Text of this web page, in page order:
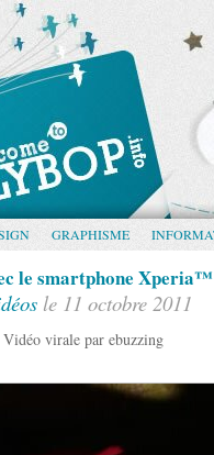
GRAPHISME
le smartphone
le 11 octobre 2011
Vidéo virale par ebuzzing